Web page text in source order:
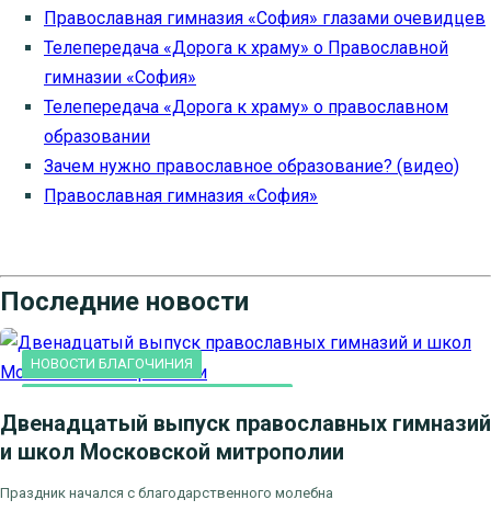
Православная гимназия «София» глазами очевидцев
Телепередача «Дорога к храму» о Православной
гимназии «София»
Телепередача «Дорога к храму» о православном
образовании
Зачем нужно православное образование? (видео)
Православная гимназия «София»
Последние новости
НОВОСТИ БЛАГОЧИНИЯ
Двенадцатый выпуск православных гимназий
и школ Московской митрополии
Праздник начался с благодарственного молебна